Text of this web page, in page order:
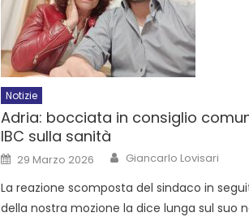
Notizie
Adria: bocciata in consiglio
IBC sulla sanità
29 Marzo 2026 Giancarlo Lovisari
La reazione scomposta del sindaco in
della nostra mozione la dice lunga sul suo